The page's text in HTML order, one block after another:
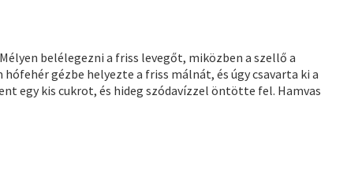
belélegezni a friss levegőt, miközben a szellő a
gézbe helyezte a friss málnát, és úgy csavarta ki a
egy kis cukrot, és hideg szódavízzel öntötte fel. Hamvas